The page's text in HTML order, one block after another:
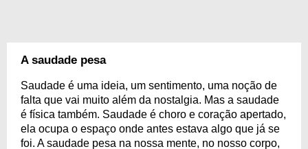
A saudade pesa
Saudade é uma ideia, um sentimento, uma noção de
falta que vai muito além da nostalgia. Mas a saudade
é física também. Saudade é choro e coração apertado,
ela ocupa o espaço onde antes estava algo que já se
foi. A saudade pesa na nossa mente, no nosso corpo,